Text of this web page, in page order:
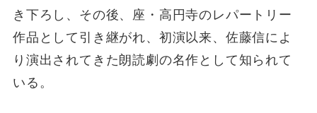
き下ろし、その後、座・高円寺のレパートリー
作品として引き継がれ、初演以来、佐藤信によ
り演出されてきた朗読劇の名作として知られて
いる。